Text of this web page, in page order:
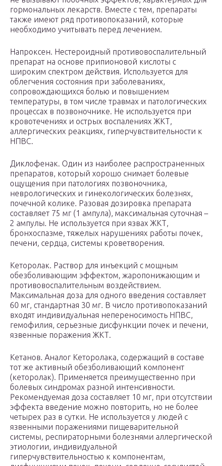
гормональных лекарств. Вместе с тем, препараты
также имеют ряд противопоказаний, которые
необходимо учитывать перед лечением.
Напроксен. Нестероидный противовоспалительный
препарат на основе припионовой кислоты с
широким спектром действия. Используется для
облегчения состояния при заболеваниях,
сопровождающихся болью и повышением
температуры, в том числе травмах и патологических
процессах в позвоночнике. Не используется при
кровотечениях и острых воспалениях ЖКТ,
аллергических реакциях, гиперчувствительности к
НПВС.
Диклофенак. Один из наиболее распространенных
препаратов, который хорошо снимает болевые
ощущения при патологиях позвоночника,
неврологических и гинекологических болезнях,
почечной колике. Разовая дозировка препарата
составляет 75 мг (1 ампула), максимальная суточная –
2 ампулы. Не используется при язвах ЖКТ,
бронхоспазме, тяжелых нарушениях работы почек,
печени, сердца, системы кроветворения.
Кеторолак. Раствор для инъекций с мощным
обезболивающим эффектом, жаропонижающим и
противовоспалительным воздействием.
Максимальная доза для одного введения составляет
60 мг, стандартная 30 мг. В число противопоказаний
входят индивидуальная непереносимость НПВС,
гемофилия, серьезные дисфункции почек и печени,
язвенные поражения ЖКТ.
Кетанов. Аналог Кеторолака, содержащий в составе
тот же активный обезболивающий компонент
(кеторолак). Применяется преимущественно при
болевых синдромах разной интенсивности.
Рекомендуемая доза составляет 10 мг, при отсутствии
эффекта введение можно повторить, но не более
четырех раз в сутки. Не используется у людей с
язвенными поражениями пищеварительной
системы, респираторными болезнями аллергической
этиологии, индивидуальной
гиперчувствительностью к компонентам,